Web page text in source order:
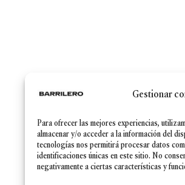
Gestionar
Para ofrecer las mejores experiencias,
almacenar y/o acceder a la información del
tecnologías nos permitirá procesar datos
identificaciones únicas en este sitio. No
negativamente a ciertas características y
Política de cookies|Canal Ético|Política de